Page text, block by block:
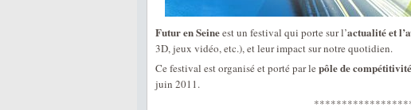
Futur en Seineest un festival qui porte sur l’actualité et
3D, jeux vidéo, etc.), et leur impact sur notre quotidien.
Ce festival est organisé et porté par le pôle de
juin 2011.